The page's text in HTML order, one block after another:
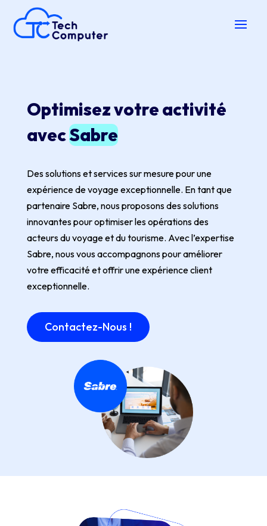
Optimisez votre activité
avecSabre
Des solutions et services sur mesure pour une
expérience de voyage exceptionnelle. En tant que
partenaire Sabre, nous proposons des solutions
innovantes pour optimiser les opérations des
acteurs du voyage et du tourisme. Avec l’expertise
Sabre, nous vous accompagnons pour améliorer
votre efficacité et offrir une expérience client
exceptionnelle.
Contactez-Nous !